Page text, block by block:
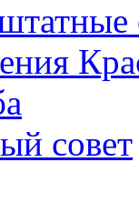
совет